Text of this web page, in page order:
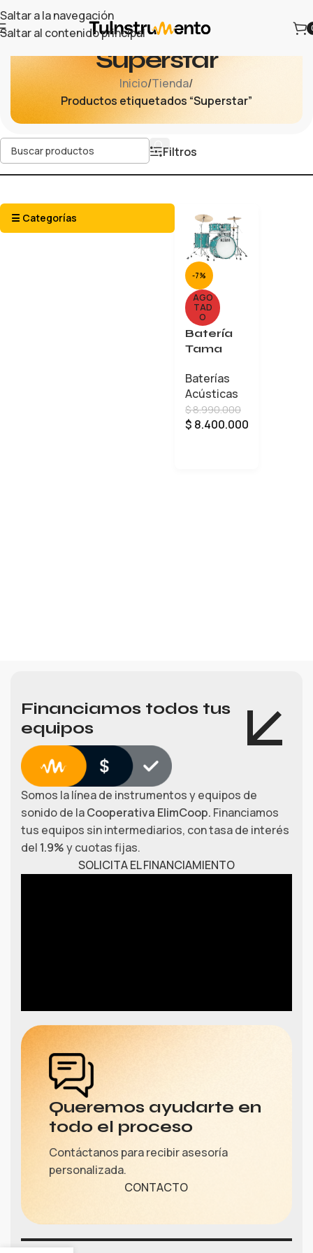
Saltar a la navegación
Saltar al contenido principal
Superstar
Inicio/Tienda/
Productos etiquetados “Superstar”
Filtros
☰ Categorías
-7%
AGO
TAD
O
Batería
Tama
Classic
SU42RS-
AQM
Baterías
Acústicas
$8.990.000
$ 8.400.000
Financiamos todos tus
equipos
Somos la línea de instrumentos y equipos de
sonido de laCooperativa ElimCoop. Financiamos
tus equipos sin intermediarios, con tasa de interés
del 1.9%y cuotas fijas.
SOLICITA EL FINANCIAMIENTO
Queremos ayudarte en
todo el proceso
Contáctanos para recibir asesoría
personalizada.
CONTACTO